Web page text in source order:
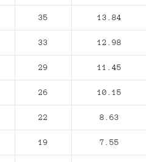
35 13.84
33 12.98
29 11.45
26 10.15
22 8.63
19 7.55